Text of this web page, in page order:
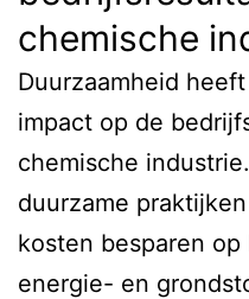
chemische
Duurzaamheid
impact op de
chemische
duurzame
kosten besparen
energie- en